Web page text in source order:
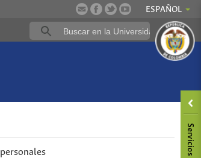
ESPAÑOL